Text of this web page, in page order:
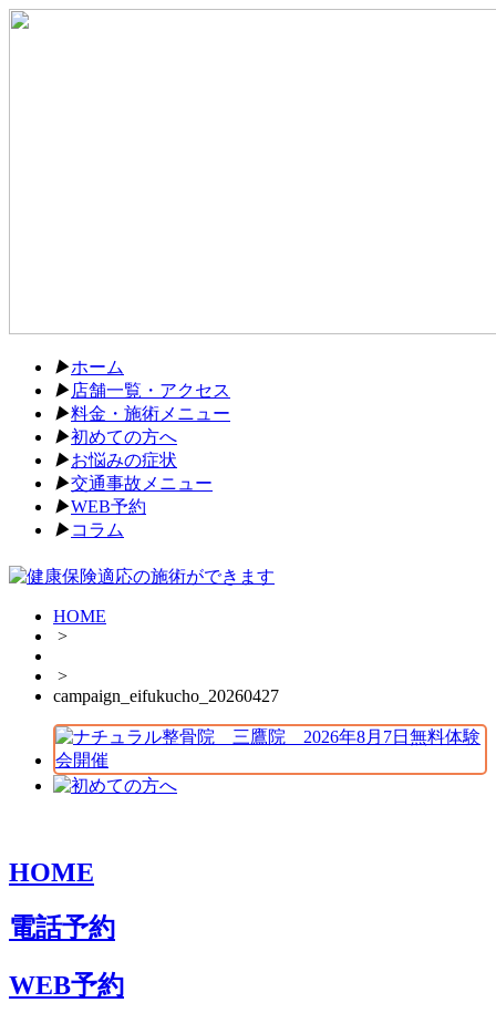
▶︎ホーム
▶︎店舗一覧・アクセス
▶︎料金・施術メニュー
▶︎初めての方へ
▶︎お悩みの症状
▶︎交通事故メニュー
▶︎WEB予約
▶︎コラム
HOME
>
>
campaign_eifukucho_20260427
HOME
電話予約
WEB予約